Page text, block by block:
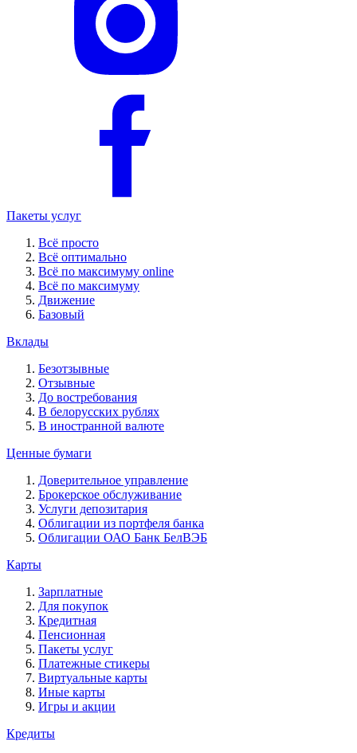
Пакеты услуг
Всё просто
Всё оптимально
Всё по максимуму online
Всё по максимуму
Движение
Базовый
Вклады
Безотзывные
Отзывные
До востребования
В белорусских рублях
В иностранной валюте
Ценные бумаги
Доверительное управление
Брокерское обслуживание
Услуги депозитария
Облигации из портфеля банка
Облигации ОАО Банк БелВЭБ
Карты
Зарплатные
Для покупок
Кредитная
Пенсионная
Пакеты услуг
Платежные стикеры
Виртуальные карты
Иные карты
Игры и акции
Кредиты